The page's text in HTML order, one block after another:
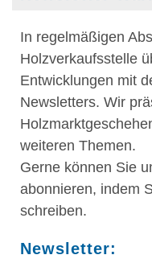
In regelmäßigen
Holzverkaufsstelle
Entwicklungen mit
Newsletters. Wir
weiteren Themen.
Gerne können Sie
abonnieren, indem
schreiben.
Newsletter: